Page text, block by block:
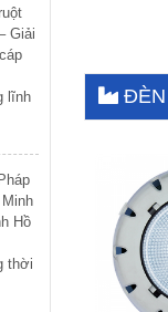
Giải
lĩnh
Hồ
thời
ĐÈN